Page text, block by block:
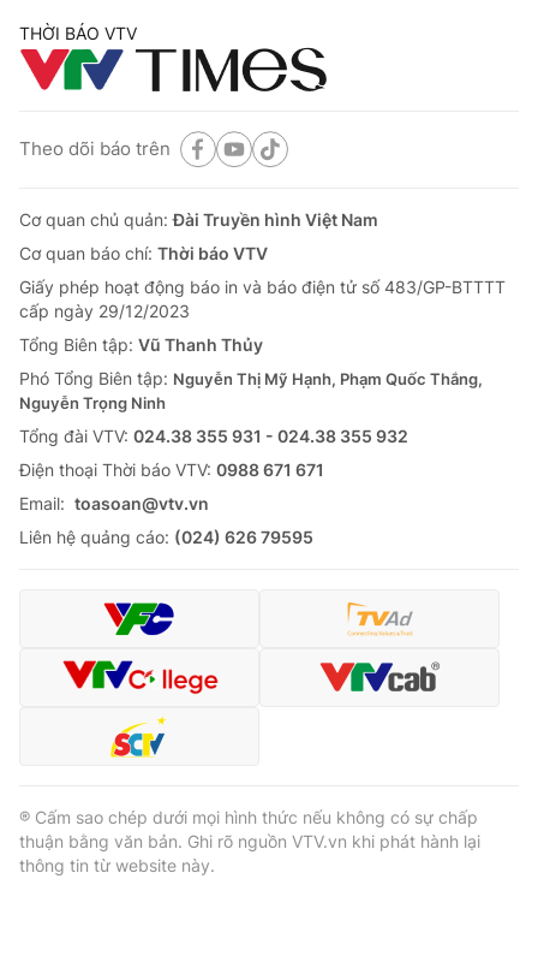
THỜI BÁO VTV
Theo dõi báo trên
Cơ quan chủ quản:Đài Truyền hình Việt Nam
Cơ quan báo chí: Thời báo VTV
Giấy phép hoạt động báo in và báo điện tử số 483/GP-BTTTT
cấp ngày 29/12/2023
Tổng Biên tập: Vũ Thanh Thủy
Phó Tổng Biên tập: Nguyễn Thị Mỹ Hạnh, Phạm Quốc Thắng,
Nguyễn Trọng Ninh
Tổng đài VTV: 024.38 355 931 - 024.38 355 932
Ðiện thoại Thời báo VTV: 0988 671 671
Email: toasoan@vtv.vn
Liên hệ quảng cáo: (024) 626 79595
® Cấm sao chép dưới mọi hình thức nếu không có sự chấp
thuận bằng văn bản. Ghi rõ nguồn VTV.vn khi phát hành lại
thông tin từ website này.